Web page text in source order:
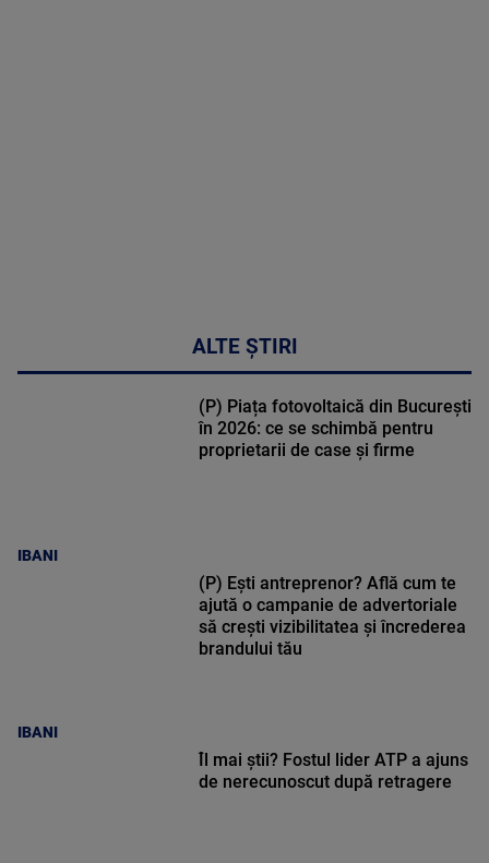
ALTE ȘTIRI
IBANI
(P) Piața fotovoltaică din București
în 2026: ce se schimbă pentru
proprietarii de case și firme
IBANI
(P) Ești antreprenor? Află cum te
ajută o campanie de advertoriale
să crești vizibilitatea și încrederea
brandului tău
Îl mai știi? Fostul lider ATP a ajuns
de nerecunoscut după retragere